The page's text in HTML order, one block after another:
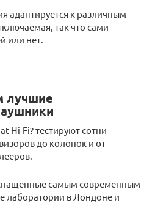
адаптируется к различным
так что сами
или нет.
лучшие
Hi-Fi? тестируют сотни
до колонок и от
самым современным
лаборатории в Лондоне и